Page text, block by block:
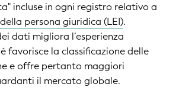
incluse in ogni registro relativo a
persona giuridica (LEI).
dati migliora l’esperienza
favorisce la classificazione delle
e offre pertanto maggiori
il mercato globale.